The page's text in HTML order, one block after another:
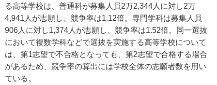
る高等学校は、普通科が募集人員2万2,344人に対し2万
4,941人が志願し、競争率は1.12倍。専門学科は募集人員
906人に対し1,374人が志願し、競争率は1.52倍。同一選抜
において複数学科などで選抜を実施する高等学校について
は、第1志望で不合格となっても、第2志望で合格する場合
があるため、競争率の算出には学校全体の志願者数を用い
ている。